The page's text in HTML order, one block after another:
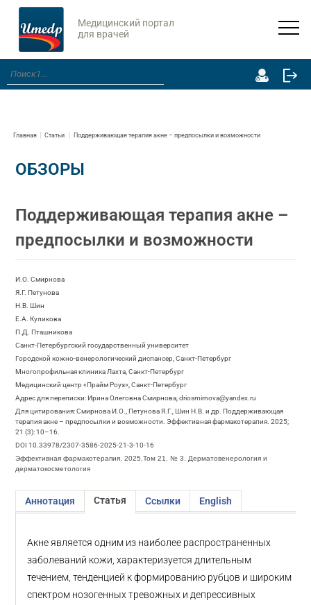
Медицинский портал
для врачей
Главная Статьи Поддерживающая терапия акне – предпосылки и возможности
ОБЗОРЫ
Поддерживающая терапия акне –
предпосылки и возможности
И.О. Смирнова
Я.Г. Петунова
Н.В. Шин
Е.А. Куликова
П.Д. Пташникова
Санкт-Петербургский государственный университет
Городской кожно-венерологический диспансер, Санкт-Петербург
Многопрофильная клиника Лахта, Санкт-Петербург
Медицинский центр «Прайм Роуз», Санкт-Петербург
Адрес для переписки: Ирина Олеговна Смирнова, driosmirnova@yandex.ru
Для цитирования: Смирнова И.О., Петунова Я.Г., Шин Н.В. и др. Поддерживающая
терапия акне – предпосылки и возможности. Эффективная фармакотерапия. 2025;
21 (3): 10–16.
DOI 10.33978/2307-3586-2025-21-3-10-16
Эффективная фармакотерапия. 2025.Том 21. № 3. Дерматовенерология и
дерматокосметология
Аннотация Статья Ссылки English
Акне является одним из наиболее распространенных
заболеваний кожи, характеризуется длительным
течением, тенденцией к формированию рубцов и широким
спектром нозогенных тревожных и депрессивных